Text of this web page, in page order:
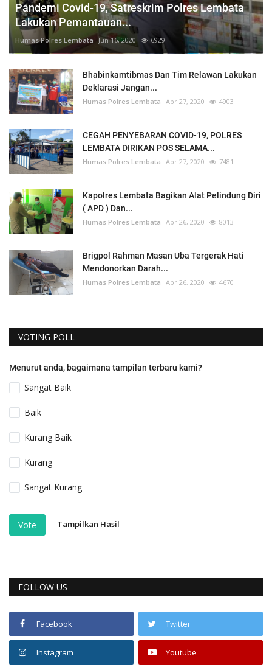
Pandemi Covid-19, Satreskrim Polres Lembata
Lakukan Pemantauan...
Humas Polres Lembata Jun 16, 2020 6929
Bhabinkamtibmas Dan Tim Relawan Lakukan
Deklarasi Jangan...
Humas Polres Lembata Apr 27, 2020 4903
CEGAH PENYEBARAN COVID-19, POLRES
LEMBATA DIRIKAN POS SELAMA...
Humas Polres Lembata Apr 27, 2020 7481
Kapolres Lembata Bagikan Alat Pelindung Diri
( APD ) Dan...
Humas Polres Lembata Apr 26, 2020 8013
Brigpol Rahman Masan Uba Tergerak Hati
Mendonorkan Darah...
Humas Polres Lembata Apr 26, 2020 4670
VOTING POLL
Menurut anda, bagaimana tampilan terbaru kami?
Sangat Baik
Baik
Kurang Baik
Kurang
Sangat Kurang
Vote Tampilkan Hasil
FOLLOW US
Facebook Twitter
Instagram Youtube